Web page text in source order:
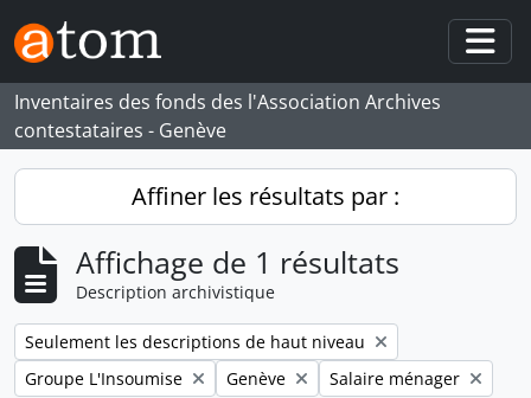
Skip to main content
Inventaires des fonds des l'Association Archives
contestataires - Genève
Affiner les résultats par :
Affichage de 1 résultats
Description archivistique
Remove filter:
Seulement les descriptions de haut niveau
Remove filter:
Groupe L'Insoumise Remove filter:
Genève Remove filter:
Salaire ménager